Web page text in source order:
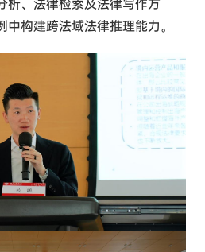
析、法律检索及法律写作方
构建跨法域法律推理能力。